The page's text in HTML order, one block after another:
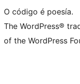
O código é poesía.
The WordPress®
of the WordPress